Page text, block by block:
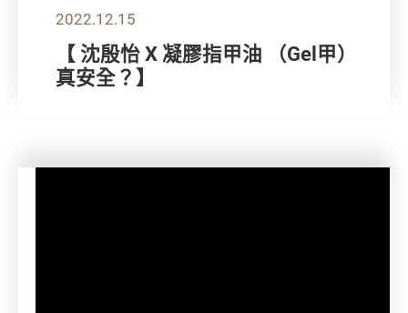
2022.12.15
【 沈殷怡 X 凝膠指甲油 （Gel甲）
真安全？】